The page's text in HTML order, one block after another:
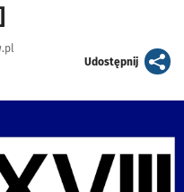
Udostępnijartykuł